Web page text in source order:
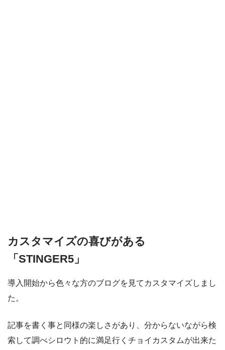
カスタマイズの喜びがある
「STINGER5」
導入開始から色々な方のブログを見てカスタマイズしまし
た。
記事を書く事と同様の楽しさがあり、分からないながら検
索して調べシロウト的に満足行くチョイカスタムが出来た